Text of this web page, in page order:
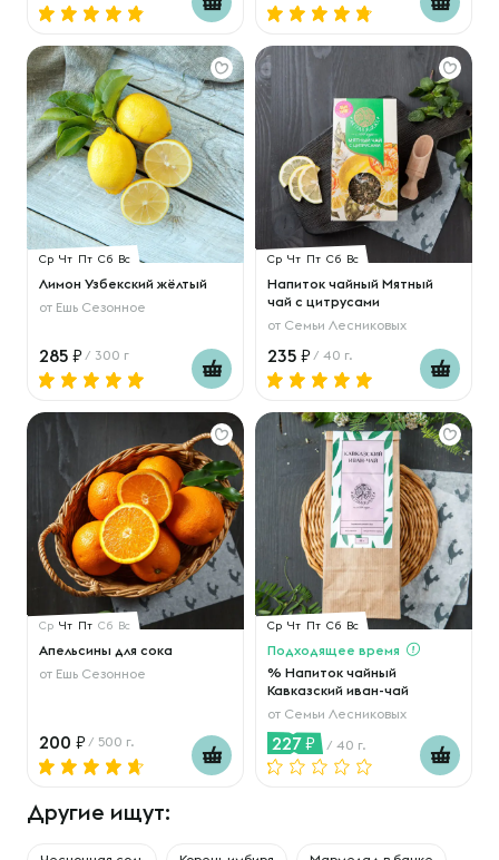
Ср Чт Пт Сб Вс
Лимон Узбекский жёлтый
от Ешь Сезонное
285 / 300 г
Ср Чт Пт Сб Вс
Напиток чайный Мятный
чай с цитрусами
от Семьи Лесниковых
235 / 40 г.
Ср Чт Пт Сб Вс
Апельсины для сока
от Ешь Сезонное
200 / 500 г.
Ср Чт Пт Сб Вс
Подходящее время
% Напиток чайный
Кавказский иван-чай
от Семьи Лесниковых
227 / 40 г.
Другие ищут: